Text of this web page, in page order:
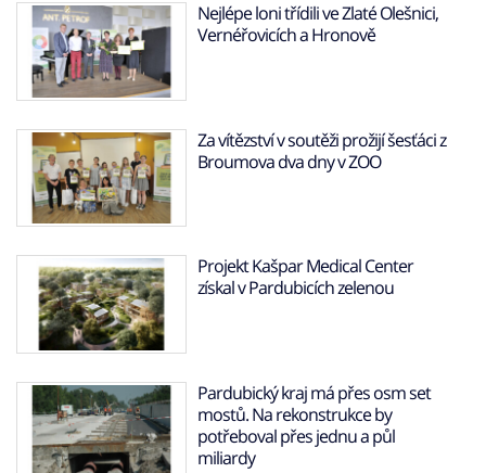
Nejlépe loni třídili ve Zlaté Olešnici,
Vernéřovicích a Hronově
Za vítězství v soutěži prožijí šesťáci z
Broumova dva dny v ZOO
Projekt Kašpar Medical Center
získal v Pardubicích zelenou
Pardubický kraj má přes osm set
mostů. Na rekonstrukce by
potřeboval přes jednu a půl
miliardy